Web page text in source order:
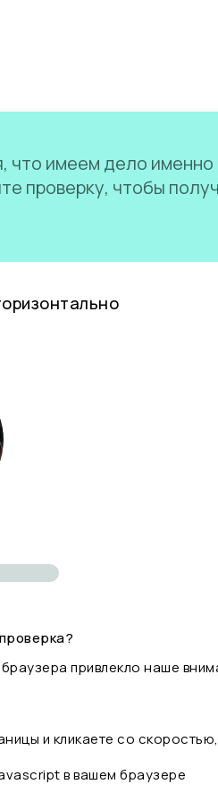
что имеем дело именно
проверку, чтобы
привлекло наше
и кликаете со
в вашем браузере